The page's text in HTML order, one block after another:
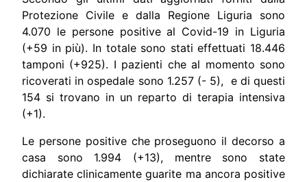
Protezione Civile e dalla Regione Liguria sono
4.070 le persone positive al Covid-19 in Liguria
(+59 in più). In totale sono stati effettuati 18.446
tamponi (+925). I pazienti che al momento sono
ricoverati in ospedale sono 1.257 (- 5), e di questi
154 si trovano in un reparto di terapia intensiva
(+1).
Le persone positive che proseguono il decorso a
casa sono 1.994 (+13), mentre sono state
dichiarate clinicamente guarite ma ancora positive